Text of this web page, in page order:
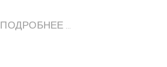
ПОДРОБНЕЕ ...